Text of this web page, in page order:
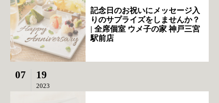
記念日のお祝いにメッセージ入
りのサプライズをしませんか？
| 全席個室 ウメ子の家 神戸三宮
駅前店
07 19
2023